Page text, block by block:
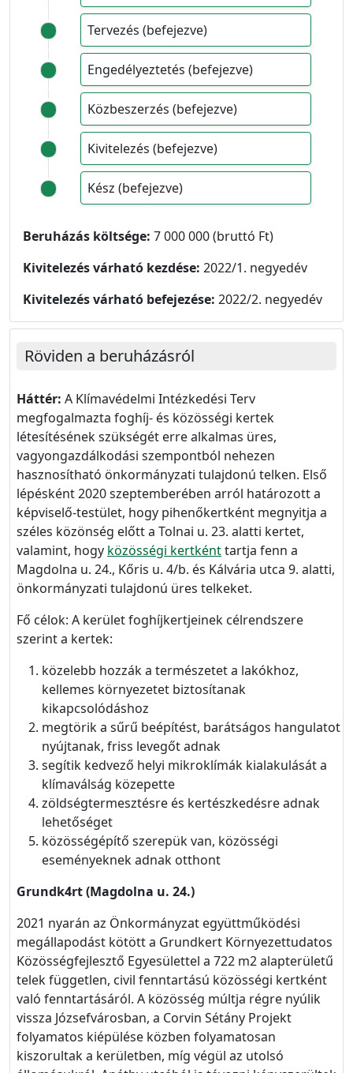
Tervezés (befejezve)
Engedélyeztetés (befejezve)
Közbeszerzés (befejezve)
Kivitelezés (befejezve)
Kész (befejezve)
Beruházás költsége: 7 000 000 (bruttó Ft)
Kivitelezés várható kezdése: 2022/1. negyedév
Kivitelezés várható befejezése: 2022/2. negyedév
Röviden a beruházásról
Háttér: A Klímavédelmi Intézkedési Terv
megfogalmazta foghíj- és közösségi kertek
létesítésének szükségét erre alkalmas üres,
vagyongazdálkodási szempontból nehezen
hasznosítható önkormányzati tulajdonú telken. Első
lépésként 2020 szeptemberében arról határozott a
képviselő-testület, hogy pihenőkertként megnyitja a
széles közönség előtt a Tolnai u. 23. alatti kertet,
valamint, hogy közösségi kertkénttartja fenn a
Magdolna u. 24., Kőris u. 4/b. és Kálvária utca 9. alatti,
önkormányzati tulajdonú üres telkeket.
Fő célok: A kerület foghíjkertjeinek célrendszere
szerint a kertek:
közelebb hozzák a természetet a lakókhoz,
kellemes környezetet biztosítanak
kikapcsolódáshoz
megtörik a sűrű beépítést, barátságos hangulatot
nyújtanak, friss levegőt adnak
segítik kedvező helyi mikroklímák kialakulását a
klímaválság közepette
zöldségtermesztésre és kertészkedésre adnak
lehetőséget
közösségépítő szerepük van, közösségi
eseményeknek adnak otthont
Grundk4rt (Magdolna u. 24.)
2021 nyarán az Önkormányzat együttműködési
megállapodást kötött a Grundkert Környezettudatos
Közösségfejlesztő Egyesülettel a 722 m2 alapterületű
telek független, civil fenntartású közösségi kertként
való fenntartásáról. A közösség múltja régre nyúlik
vissza Józsefvárosban, a Corvin Sétány Projekt
folyamatos kiépülése közben folyamatosan
kiszorultak a kerületben, míg végül az utolsó